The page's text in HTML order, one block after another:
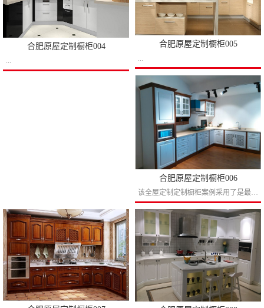
合肥原屋定制橱柜004 合肥原屋定制橱柜005
...
合肥原屋定制橱柜006
该全屋定制定制橱柜案例采用了是最近几年最流行的调色设计，白色门板搭配深色的罗马柱顶线设计，让你的橱柜不再单调，网格门的设计可以让水槽下面的柜子快速干燥，上部分段玻璃门可以放大人的视...